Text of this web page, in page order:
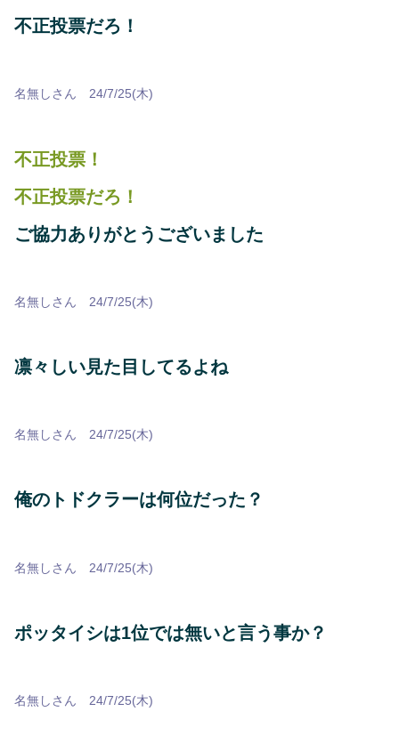
不正投票だろ！
名無しさん 24/7/25(木)
不正投票！
不正投票だろ！
ご協力ありがとうございました
名無しさん 24/7/25(木)
凛々しい見た目してるよね
名無しさん 24/7/25(木)
俺のトドクラーは何位だった？
名無しさん 24/7/25(木)
ポッタイシは1位では無いと言う事か？
名無しさん 24/7/25(木)